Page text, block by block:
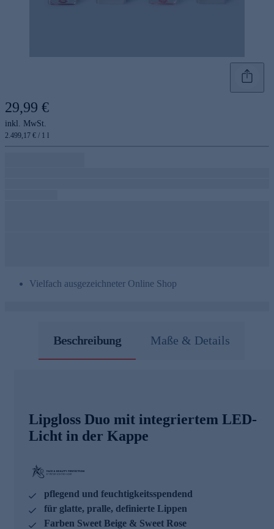
29,99 €
inkl. MwSt.
2.499,17 € / 1 l
Vielfach ausgezeichneter Online Shop
Beschreibung Maße & Details
Lipgloss Duo mit integriertem LED-
Licht in der Kappe
pflegend und feuchtigkeitsspendend
für glatte, pralle, definierte Lippen
Farben Sweet Beige & Sweet Rose